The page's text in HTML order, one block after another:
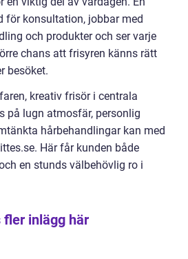
för konsultation, jobbar med
och produkter och ser varje
chans att frisyren känns rätt
besöket.
kreativ frisör i centrala
på lugn atmosfär, personlig
hårbehandlingar kan med
Här får kunden både
en stunds välbehövlig ro i
fler inlägg här